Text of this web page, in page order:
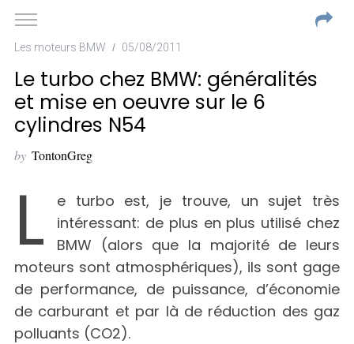
Les moteurs BMW 05/08/2011
Le turbo chez BMW: généralités
et mise en oeuvre sur le 6
cylindres N54
by TontonGreg
L
e turbo est, je trouve, un sujet très
intéressant: de plus en plus utilisé chez
BMW (alors que la majorité de leurs
moteurs sont atmosphériques), ils sont gage
de performance, de puissance, d’économie
de carburant et par là de réduction des gaz
polluants (CO2).